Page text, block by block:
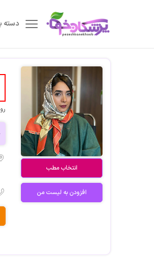
دسته
انتخاب مطب
افزودن به لیست من